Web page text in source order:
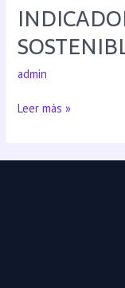
admin
Leer más »